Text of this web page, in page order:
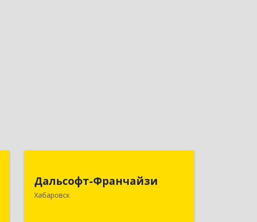
Дальсофт-Франчайзи
Хабаровск
680017, Хабаровский край, Хабаровск
г, Постышева ул, дом № 22а, оф.609